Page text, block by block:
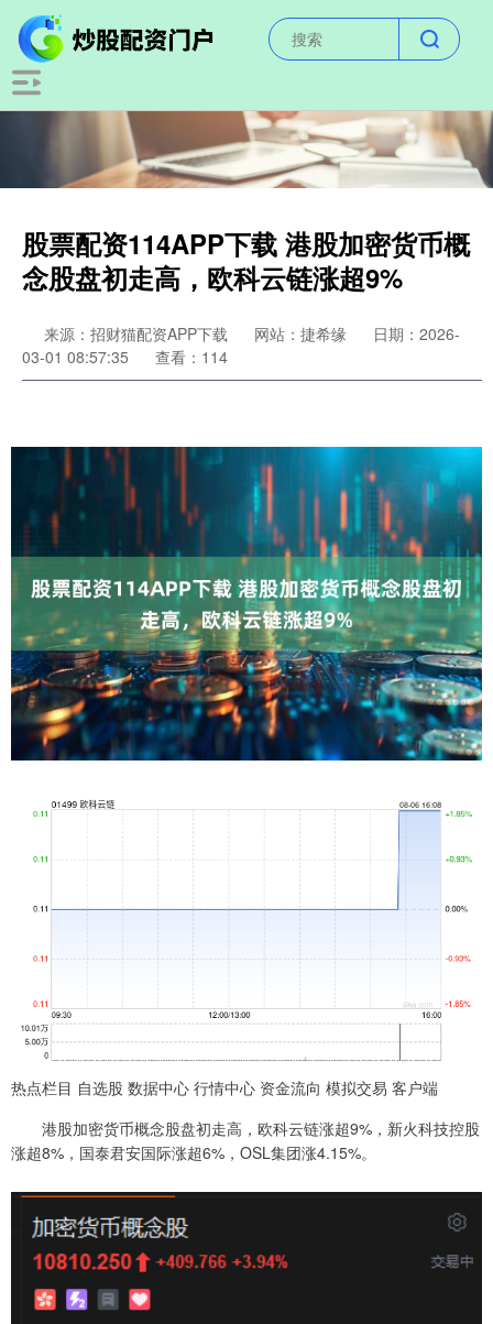
股票配资114APP下载 港股加密货币概
念股盘初走高，欧科云链涨超9%
来源：招财猫配资APP下载 网站：捷希缘
日期：2026-
03-01 08:57:35
查看：114
热点栏目 自选股 数据中心 行情中心 资金流向 模拟交易 客户端
港股加密货币概念股盘初走高，欧科云链涨超9%，新火科技控股
涨超8%，国泰君安国际涨超6%，OSL集团涨4.15%。